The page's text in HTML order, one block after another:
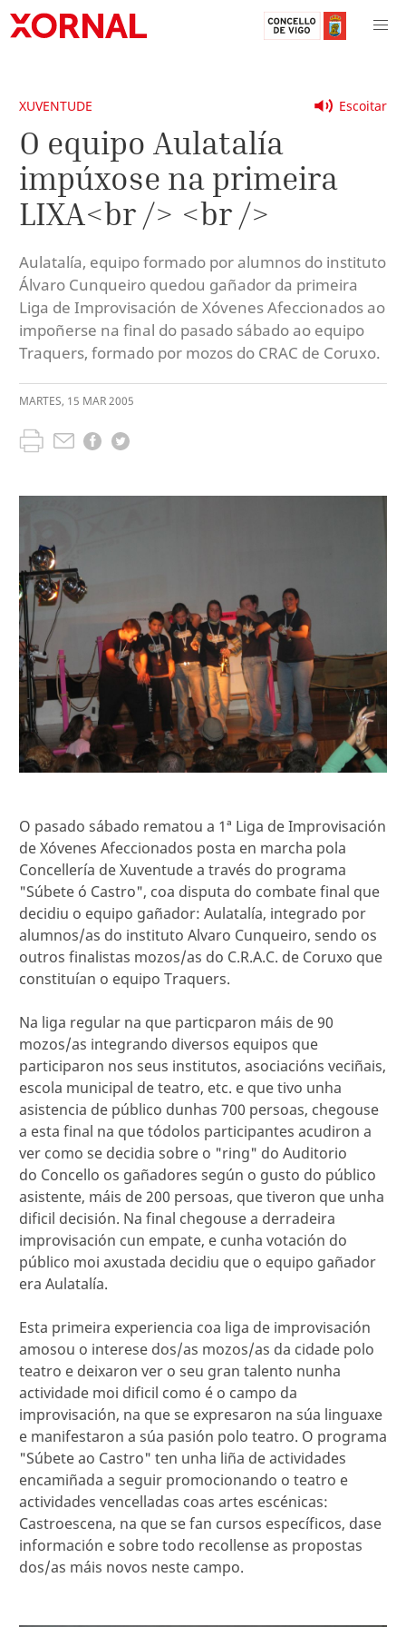
Escoitar
XUVENTUDE
O equipo Aulatalía
impúxose na primeira
LIXA<br /> <br />
Aulatalía, equipo formado por alumnos do instituto
Álvaro Cunqueiro quedou gañador da primeira
Liga de Improvisación de Xóvenes Afeccionados ao
impoñerse na final do pasado sábado ao equipo
Traquers, formado por mozos do CRAC de Coruxo.
MARTES, 15 MAR2005
O pasado sábado rematou a 1ª Liga de Improvisación
de Xóvenes Afeccionados posta en marcha pola
Concellería de Xuventude a través do programa
"Súbete ó Castro", coa disputa do combate final que
decidiu o equipo gañador: Aulatalía, integrado por
alumnos/as do instituto Alvaro Cunqueiro, sendo os
outros finalistas mozos/as do C.R.A.C. de Coruxo que
constituían o equipo Traquers.
Na liga regular na que particparon máis de 90
mozos/as integrando diversos equipos que
participaron nos seus institutos, asociacións veciñais,
escola municipal de teatro, etc. e que tivo unha
asistencia de público dunhas 700 persoas, chegouse
a esta final na que tódolos participantes acudiron a
ver como se decidia sobre o "ring" do Auditorio
do Concello os gañadores según o gusto do público
asistente, máis de 200 persoas, que tiveron que unha
dificil decisión. Na final chegouse a derradeira
improvisación cun empate, e cunha votación do
público moi axustada decidiu que o equipo gañador
era Aulatalía.
Esta primeira experiencia coa liga de improvisación
amosou o interese dos/as mozos/as da cidade polo
teatro e deixaron ver o seu gran talento nunha
actividade moi dificil como é o campo da
improvisación, na que se expresaron na súa linguaxe
e manifestaron a súa pasión polo teatro. O programa
"Súbete ao Castro" ten unha liña de actividades
encamiñada a seguir promocionando o teatro e
actividades vencelladas coas artes escénicas:
Castroescena, na que se fan cursos específicos, dase
información e sobre todo recollense as propostas
dos/as máis novos neste campo.